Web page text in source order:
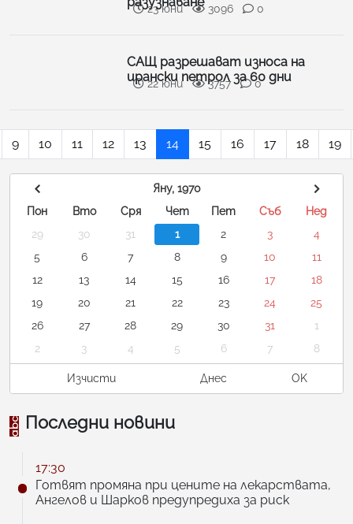
23 юни 3096 0
САЩ разрешават износа на
ирански петрол за 60 дни
22 юни 3757 0
9 10 11 12 13 14 15 16 17 18 19
Яну, 1970
Пон
Вто Сря Чет Пет Съб
Нед
29
30 31 1 2 3
4
5
6 7 8 9 10
11
12
13 14 15 16 17
18
19
20 21 22 23 24
25
26
27 28 29 30 31
1
2
3 4 5 6 7 8
Изчисти Днес OK
Последни новини
17:30
Готвят промяна при цените на лекарствата,
Ангелов и Шарков предупредиха за риск